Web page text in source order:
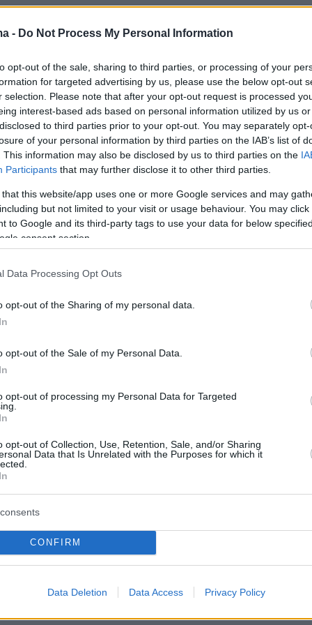
- Do Not Process My Personal Information
opt-out of the sale, sharing to third parties, or processing of your
for targeted advertising by us, please use the below opt-out
selection. Please note that after your opt-out request is processed
interest-based ads based on personal information utilized by us
to third parties prior to your opt-out. You may separately
of your personal information by third parties on the IAB’s list of
This information may also be disclosed by us to third parties on the
Participants that may further disclose it to other third parties.
that this website/app uses one or more Google services and may
but not limited to your visit or usage behaviour. You may
to Google and its third-party tags to use your data for below
consent section.
Data Processing Opt Outs
opt-out of the Sharing of my personal data.
opt-out of the Sale of my Personal Data.
opt-out of processing my Personal Data for Targeted
opt-out of Collection, Use, Retention, Sale, and/or Sharing
Data that Is Unrelated with the Purposes for which it
CONFIRM
Data Deletion Data Access Privacy Policy
το ταξίδι του βασιλιά Φελίπε και της
του στην Ελλάδα μετέδωσε πρώτη η
επικαλούμενη τα δημόσια στοιχεία από τις
οικογένειας της Ισπανίας.
αυτά, επιβεβαιώθηκε ότι ένα ιδιωτικό
από το ισπανικό παλάτι
βράδυ της 7ης Αυγούστου.
συντάσσεται, επίσης, με την εκδοχή
της Ολλανδίας γράφοντας ότι
σε κάποια έπαυλη με τείχη για
από τους φωτογραφικούς φακούς των
δημοσίευμα, οι φετινές διακοπές μπορεί
για τη βασιλική οικογένεια της Ισπανίας
κατάστασης της υγείας της αδελφής της
Ειρήνη.